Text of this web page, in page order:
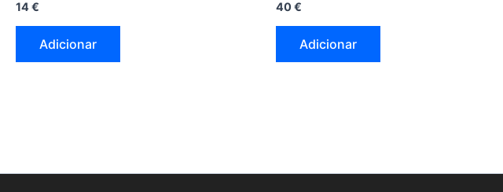
14€
Adicionar
40€
Adicionar